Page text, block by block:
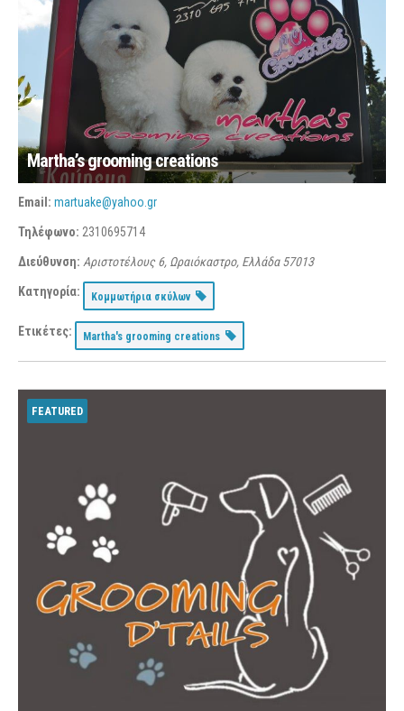
Martha’s grooming creations
Email: martuake@yahoo.gr
Τηλέφωνο: 2310695714
Διεύθυνση: Αριστοτέλους 6, Ωραιόκαστρο, Ελλάδα 57013
Κατηγορία: Κομμωτήρια σκύλων
Ετικέτες: Martha's grooming creations
FEATURED